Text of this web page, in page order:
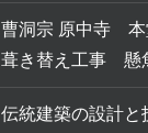
曹洞宗 原中寺 本
葺き替え工事 懸
伝統建築の設計